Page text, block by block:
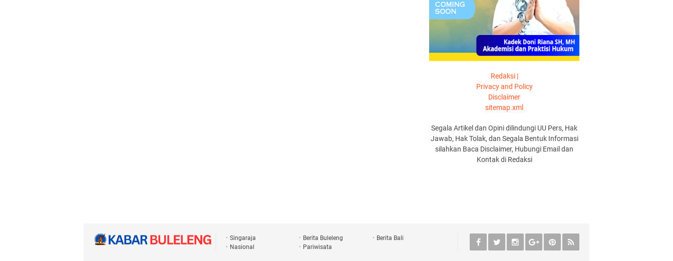
Redaksi |
Privacy and Policy
Disclaimer
sitemap.xml
Segala Artikel dan Opini dilindungi UU Pers, Hak
Jawab, Hak Tolak, dan Segala Bentuk Informasi
silahkan Baca Disclaimer, Hubungi Email dan
Kontak di Redaksi
Singaraja Berita Buleleng
Berita Bali
Nasional
Pariwisata